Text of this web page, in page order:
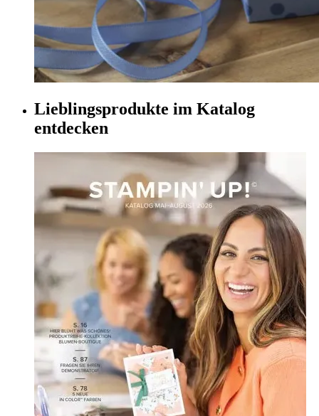
Lieblingsprodukte im Katalog
entdecken